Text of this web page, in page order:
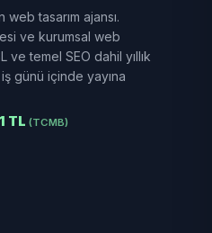
tasarım ajansı.
ve kurumsal web
ve temel SEO dahil yıllık
günü içinde yayına
TL (TCMB)